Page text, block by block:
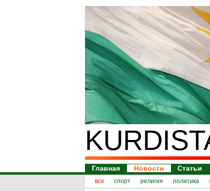
Главная Новости Статьи
все спорт религия политика